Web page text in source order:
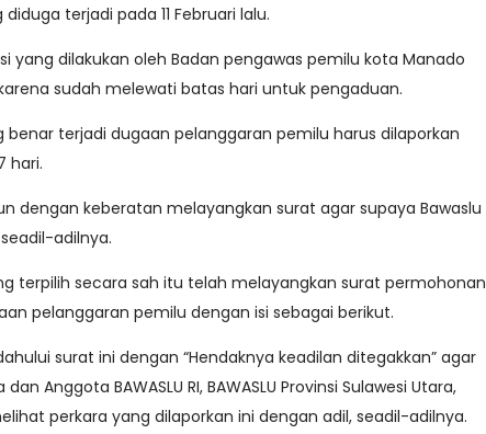
terjadi pada 11 Februari lalu.
yang dilakukan oleh Badan pengawas pemilu kota Manado
sudah melewati batas hari untuk pengaduan.
benar terjadi dugaan pelanggaran pemilu harus dilaporkan
hari.
dengan keberatan melayangkan surat agar supaya Bawaslu
adilnya.
terpilih secara sah itu telah melayangkan surat permohonan
pelanggaran pemilu dengan isi sebagai berikut.
surat ini dengan “Hendaknya keadilan ditegakkan” agar
Anggota BAWASLU RI, BAWASLU Provinsi Sulawesi Utara,
perkara yang dilaporkan ini dengan adil, seadil-adilnya.